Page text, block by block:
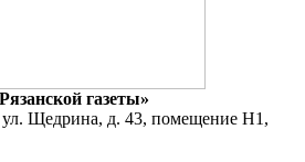
газеты»
ул. Щедрина, д. 43, помещение Н1,